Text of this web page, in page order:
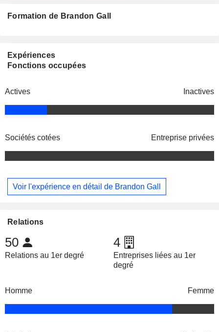
Formation de Brandon Gall
Expériences
Fonctions occupées
Actives Inactives
Sociétés cotées Entreprise privées
Voir l'expérience en détail de Brandon Gall
Relations
50
Relations au 1er degré
4
Entreprises liées au 1er
degré
Homme Femme